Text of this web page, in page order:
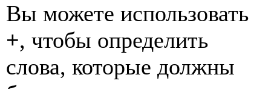
Вы можете использовать
+, чтобы определить
слова, которые должны